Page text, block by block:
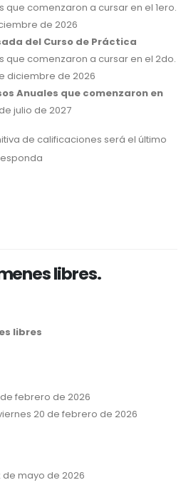
que comenzaron a cursar en el 1ero.
de 2026
del Curso de Práctica
que comenzaron a cursar en el 2do.
diciembre de 2026
Anuales que comenzaron en
julio de 2027
de calificaciones será el último
libres.
libres
febrero de 2026
20 de febrero de 2026
de mayo de 2026